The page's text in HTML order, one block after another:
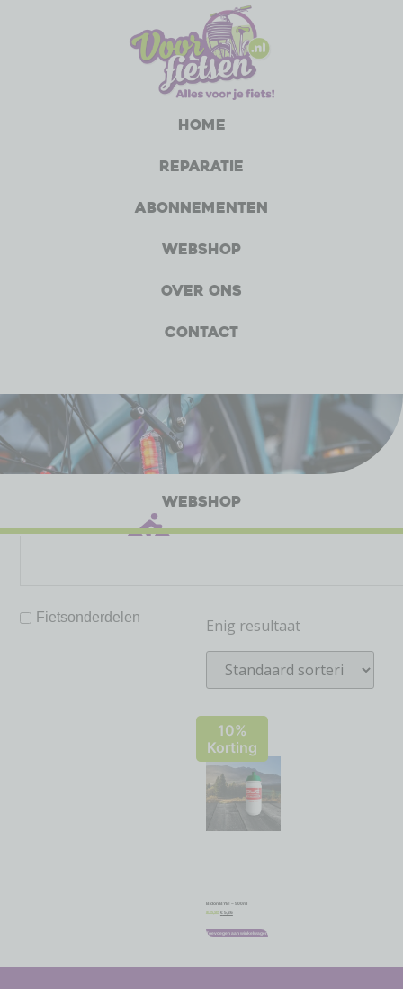
Home
Reparatie
Abonnementen
Webshop
Over ons
Contact
WEBSHOP
Fietsonderdelen Enig resultaat
10%
Korting
Bidon BYE! – 500ml
€ € 5,36
Toevoegen aan winkelwagen